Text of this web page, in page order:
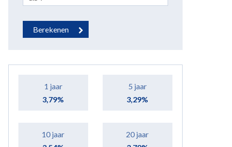
1 jaar
3,79%
5 jaar
3,29%
10 jaar
20 jaar